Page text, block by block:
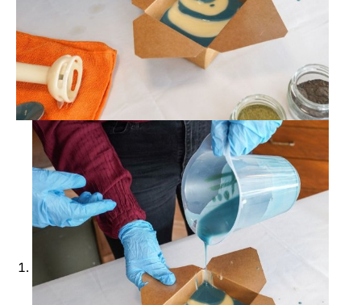
Ajouter à ma Kyft list